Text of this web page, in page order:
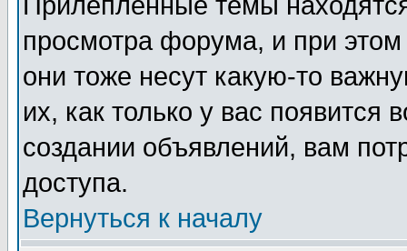
просмотра форума, и при
они тоже несут какую-то
их, как только у вас появится
создании объявлений, вам
доступа.
Вернуться к началу